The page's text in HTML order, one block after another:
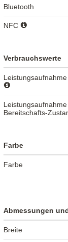
Bluetooth
NFC
Verbrauchswerte
Leistungsaufnahme
Bereitschafts-
Farbe
Farbe
Abmessungen
Breite